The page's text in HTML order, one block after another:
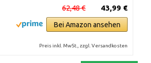
43,99 €
62,48 €
Bei Amazon ansehen
Preis inkl. MwSt., zzgl. Versandkosten